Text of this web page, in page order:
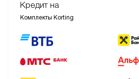
Кредит на
Комплекты Korting